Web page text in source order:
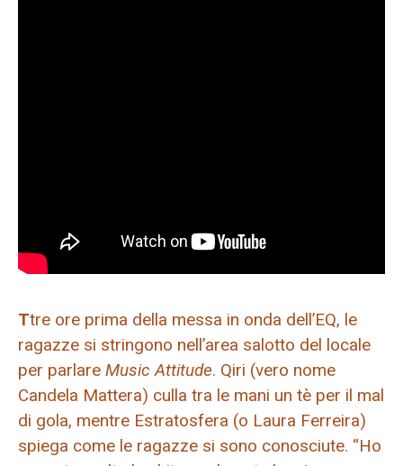
Ttre ore prima della messa in onda dell’EQ, le
ragazze si stringono nell’area salotto del locale
per parlare Music Attitude. Qiri (vero nome
Candela Mattera) culla tra le mani un tè per il mal
di gola, mentre Estratosfera (o Laura Ferreira)
spiega come le ragazze si sono conosciute. “Ho